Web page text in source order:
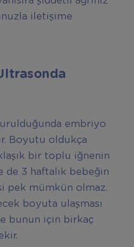
iletişime
embriyo
Boyutu oldukça
bir toplu iğnenin
de 3 haftalık bebeğin
pek mümkün olmaz.
boyuta ulaşması
bunun için birkaç